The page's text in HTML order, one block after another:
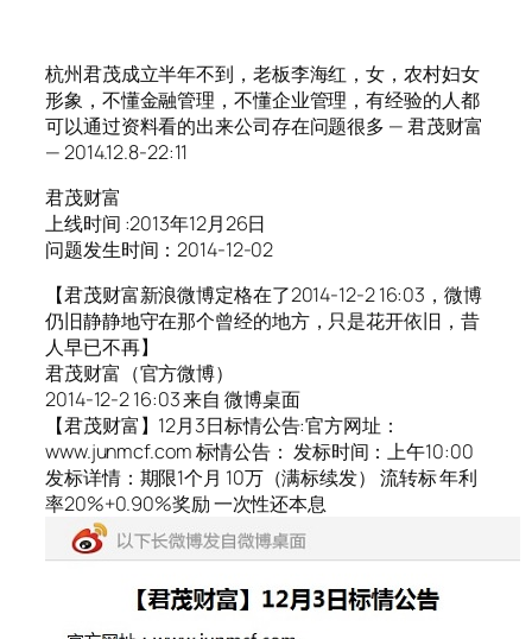
杭州君茂成立半年不到，老板李海红，女，农村妇女
形象，不懂金融管理，不懂企业管理，有经验的人都
可以通过资料看的出来公司存在问题很多 — 君茂财富
— 2014.12.8-22:11
君茂财富
上线时间 :2013年12月26日
问题发生时间：2014-12-02
【君茂财富新浪微博定格在了2014-12-2 16:03，微博
仍旧静静地守在那个曾经的地方，只是花开依旧，昔
人早已不再】
君茂财富（官方微博）
2014-12-2 16:03 来自 微博桌面
【君茂财富】12月3日标情公告:官方网址：
www.junmcf.com 标情公告： 发标时间：上午10:00
发标详情：期限1个月 10万（满标续发） 流转标 年利
率20%+0.90%奖励 一次性还本息